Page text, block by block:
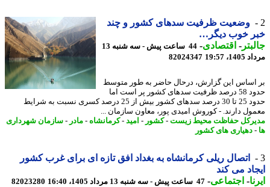
وضعیت ظرفیت سدهای کشور و چند
خوب دیگر…
-اقتصادی-
44 ساعت پیش - سه شنبه 13
19:57
82024347
این گزارش، درحال حاضر به طور متوسط
حدود 58 درصد ظرفیت سدهای کشور پر است اما
حدود 25 تا 30 درصد سدهای کشور بیش از 25 درصد کسری نسبت به شرایط
دارند. - کوروش امیدی پور، معاون سازمان ...
حفاظت محیط زیست-کشور-امید -کرمانشاه-مادر -سازمان شهرداری
دهیاری های کشور
اتصال ریلی کرمانشاه به بغداد افق تازه ای برای غرب کشور
می کند
-اجتماعی-47 ساعت پیش - سه شنبه 13 مرداد 1405، 16:40 82023280